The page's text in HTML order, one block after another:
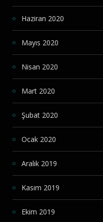
Haziran 2020
Mayıs 2020
Nisan 2020
Mart 2020
Şubat 2020
Ocak 2020
Aralık 2019
Kasım 2019
Ekim 2019